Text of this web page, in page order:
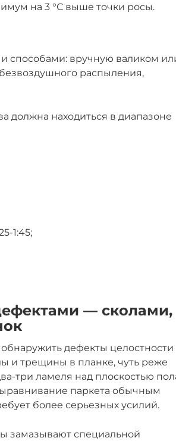
на 3 °С выше точки росы.
способами: вручную валиком
распыления,
должна находиться в диапазоне
1:45;
— сколами,
дефекты целостности
и трещины в планке, чуть реже
три ламеля над плоскостью
паркета обычным
более серьезных усилий.
замазывают специальной